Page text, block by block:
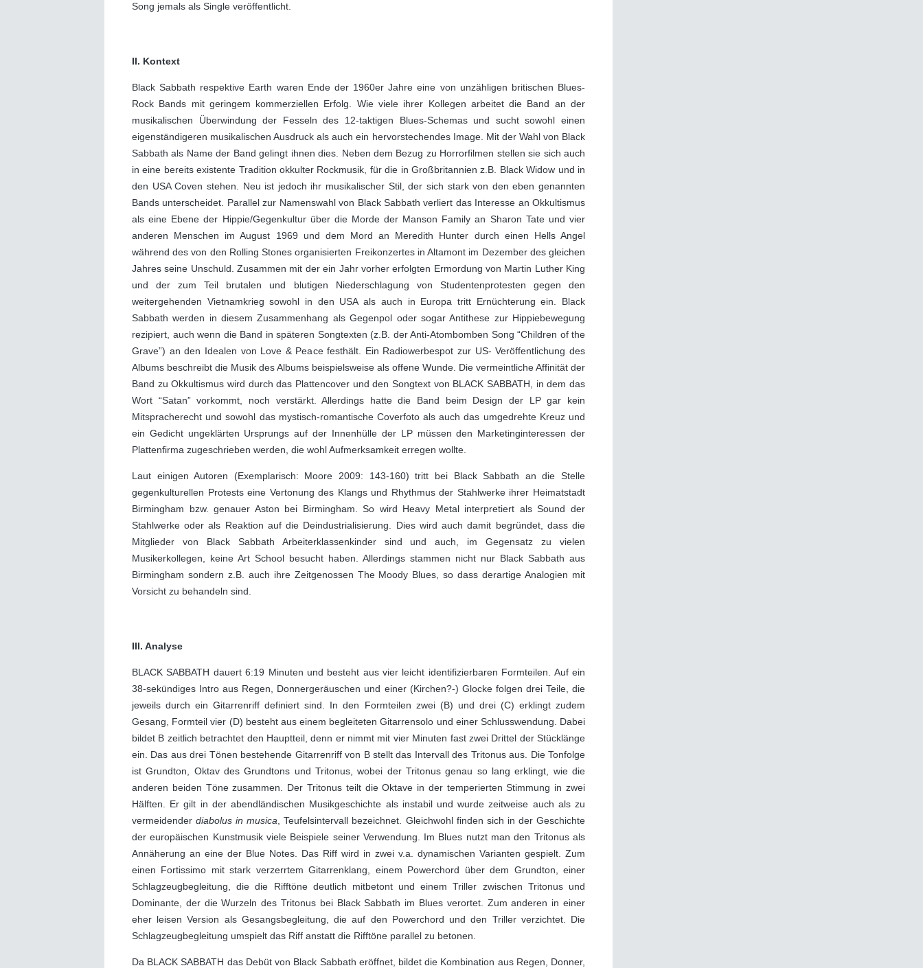
Song jemals als Single veröffentlicht.
II. Kontext
Black Sabbath respektive Earth waren Ende der 1960er Jahre eine von unzähligen britischen Blues-
Rock Bands mit geringem kommerziellen Erfolg. Wie viele ihrer Kollegen arbeitet die Band an der
musikalischen Überwindung der Fesseln des 12-taktigen Blues-Schemas und sucht sowohl einen
eigenständigeren musikalischen Ausdruck als auch ein hervorstechendes Image. Mit der Wahl von Black
Sabbath als Name der Band gelingt ihnen dies. Neben dem Bezug zu Horrorfilmen stellen sie sich auch
in eine bereits existente Tradition okkulter Rockmusik, für die in Großbritannien z.B. Black Widow und in
den USA Coven stehen. Neu ist jedoch ihr musikalischer Stil, der sich stark von den eben genannten
Bands unterscheidet. Parallel zur Namenswahl von Black Sabbath verliert das Interesse an Okkultismus
als eine Ebene der Hippie/Gegenkultur über die Morde der Manson Family an Sharon Tate und vier
anderen Menschen im August 1969 und dem Mord an Meredith Hunter durch einen Hells Angel
während des von den Rolling Stones organisierten Freikonzertes in Altamont im Dezember des gleichen
Jahres seine Unschuld. Zusammen mit der ein Jahr vorher erfolgten Ermordung von Martin Luther King
und der zum Teil brutalen und blutigen Niederschlagung von Studentenprotesten gegen den
weitergehenden Vietnamkrieg sowohl in den USA als auch in Europa tritt Ernüchterung ein. Black
Sabbath werden in diesem Zusammenhang als Gegenpol oder sogar Antithese zur Hippiebewegung
rezipiert, auch wenn die Band in späteren Songtexten (z.B. der Anti-Atombomben Song “Children of the
Grave”) an den Idealen von Love & Peace festhält. Ein Radiowerbespot zur US- Veröffentlichung des
Albums beschreibt die Musik des Albums beispielsweise als offene Wunde. Die vermeintliche Affinität der
Band zu Okkultismus wird durch das Plattencover und den Songtext von BLACK SABBATH, in dem das
Wort “Satan” vorkommt, noch verstärkt. Allerdings hatte die Band beim Design der LP gar kein
Mitspracherecht und sowohl das mystisch-romantische Coverfoto als auch das umgedrehte Kreuz und
ein Gedicht ungeklärten Ursprungs auf der Innenhülle der LP müssen den Marketinginteressen der
Plattenfirma zugeschrieben werden, die wohl Aufmerksamkeit erregen wollte.
Laut einigen Autoren (Exemplarisch: Moore 2009: 143-160) tritt bei Black Sabbath an die Stelle
gegenkulturellen Protests eine Vertonung des Klangs und Rhythmus der Stahlwerke ihrer Heimatstadt
Birmingham bzw. genauer Aston bei Birmingham. So wird Heavy Metal interpretiert als Sound der
Stahlwerke oder als Reaktion auf die Deindustrialisierung. Dies wird auch damit begründet, dass die
Mitglieder von Black Sabbath Arbeiterklassenkinder sind und auch, im Gegensatz zu vielen
Musikerkollegen, keine Art School besucht haben. Allerdings stammen nicht nur Black Sabbath aus
Birmingham sondern z.B. auch ihre Zeitgenossen The Moody Blues, so dass derartige Analogien mit
Vorsicht zu behandeln sind.
III. Analyse
BLACK SABBATH dauert 6:19 Minuten und besteht aus vier leicht identifizierbaren Formteilen. Auf ein
38-sekündiges Intro aus Regen, Donnergeräuschen und einer (Kirchen?-) Glocke folgen drei Teile, die
jeweils durch ein Gitarrenriff definiert sind. In den Formteilen zwei (B) und drei (C) erklingt zudem
Gesang, Formteil vier (D) besteht aus einem begleiteten Gitarrensolo und einer Schlusswendung. Dabei
bildet B zeitlich betrachtet den Hauptteil, denn er nimmt mit vier Minuten fast zwei Drittel der Stücklänge
ein. Das aus drei Tönen bestehende Gitarrenriff von B stellt das Intervall des Tritonus aus. Die Tonfolge
ist Grundton, Oktav des Grundtons und Tritonus, wobei der Tritonus genau so lang erklingt, wie die
anderen beiden Töne zusammen. Der Tritonus teilt die Oktave in der temperierten Stimmung in zwei
Hälften. Er gilt in der abendländischen Musikgeschichte als instabil und wurde zeitweise auch als zu
vermeidender diabolus in musica , Teufelsintervall bezeichnet. Gleichwohl finden sich in der Geschichte
der europäischen Kunstmusik viele Beispiele seiner Verwendung. Im Blues nutzt man den Tritonus als
Annäherung an eine der Blue Notes. Das Riff wird in zwei v.a. dynamischen Varianten gespielt. Zum
einen Fortissimo mit stark verzerrtem Gitarrenklang, einem Powerchord über dem Grundton, einer
Schlagzeugbegleitung, die die Rifftöne deutlich mitbetont und einem Triller zwischen Tritonus und
Dominante, der die Wurzeln des Tritonus bei Black Sabbath im Blues verortet. Zum anderen in einer
eher leisen Version als Gesangsbegleitung, die auf den Powerchord und den Triller verzichtet. Die
Schlagzeugbegleitung umspielt das Riff anstatt die Rifftöne parallel zu betonen.
Da BLACK SABBATH das Debüt von Black Sabbath eröffnet, bildet die Kombination aus Regen, Donner,